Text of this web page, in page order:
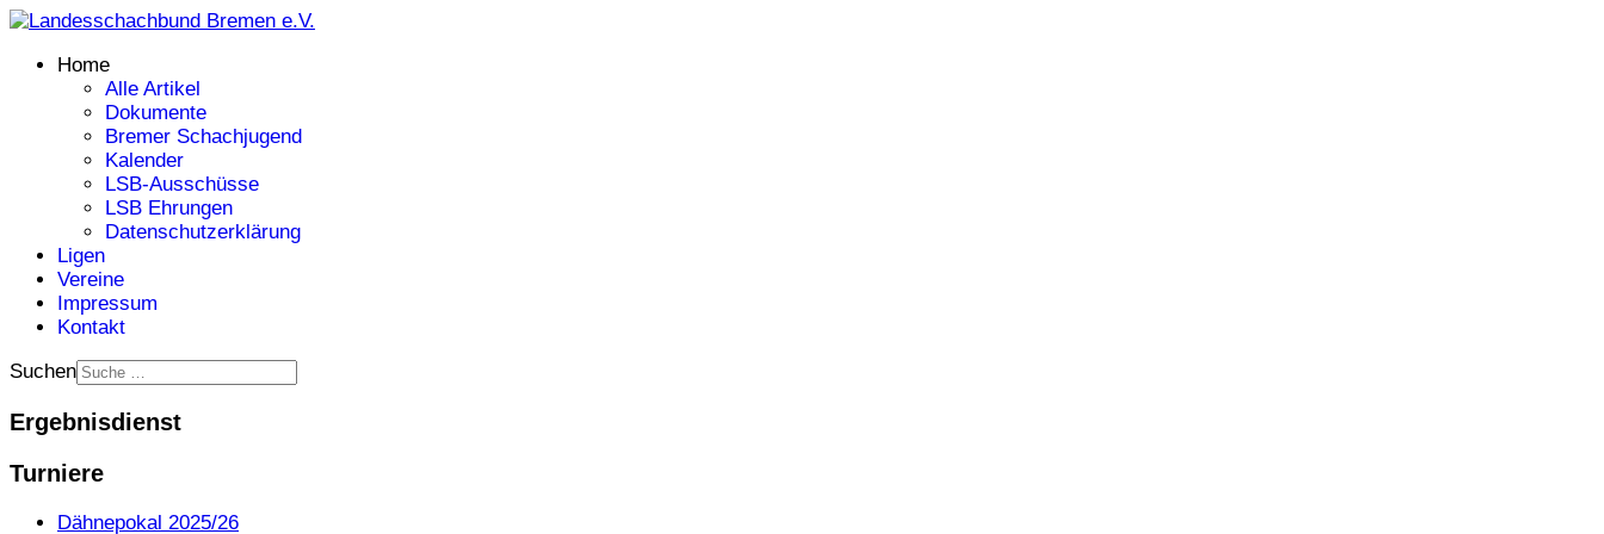
Home
Alle Artikel
Dokumente
Bremer Schachjugend
Kalender
LSB-Ausschüsse
LSB Ehrungen
Datenschutzerklärung
Ligen
Vereine
Impressum
Kontakt
Suchen
Ergebnisdienst
Turniere
Dähnepokal 2025/26